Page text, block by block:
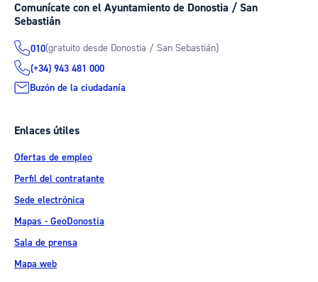
Comunícate con el Ayuntamiento de Donostia / San
Sebastián
010(gratuito desde Donostia / San Sebastián)
(+34) 943 481 000
Buzón de la ciudadanía
Enlaces útiles
Ofertas de empleo
Perfil del contratante
Sede electrónica
Mapas - GeoDonostia
Sala de prensa
Mapa web